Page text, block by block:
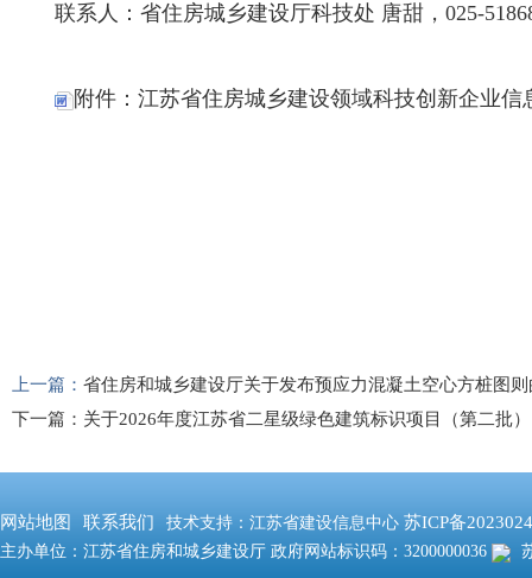
联系人：省住房城乡建设厅科技处 唐甜，025-
附件：江苏省住房城乡建设领域科技创新企业信
上一篇： 省住房和城乡建设厅关于发布预应力混凝土空心方桩图
下一篇： 关于2026年度江苏省二星级绿色建筑标识项目（第二批
网站地图 联系我们 技术支持：江苏省建设信息中心 苏ICP备
主办单位：江苏省住房和城乡建设厅 政府网站标识码：3200000036